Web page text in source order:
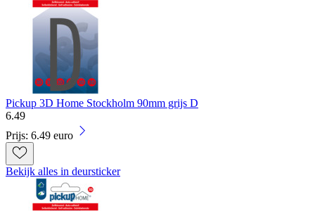
Pickup 3D Home Stockholm 90mm grijs D
6.49
Prijs: 6.49 euro
Bekijk alles in deursticker